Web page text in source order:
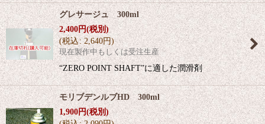
グレサージュ 300ml
2,400円(税別)
(税込: 2,640円)
現在製作中もしくは受注生産
“ZERO POINT SHAFT”に適した潤滑剤
モリブデンルブHD 300ml
1,900円(税別)